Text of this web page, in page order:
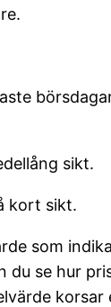
sikt.
kort sikt.
som
du se hur
korsar